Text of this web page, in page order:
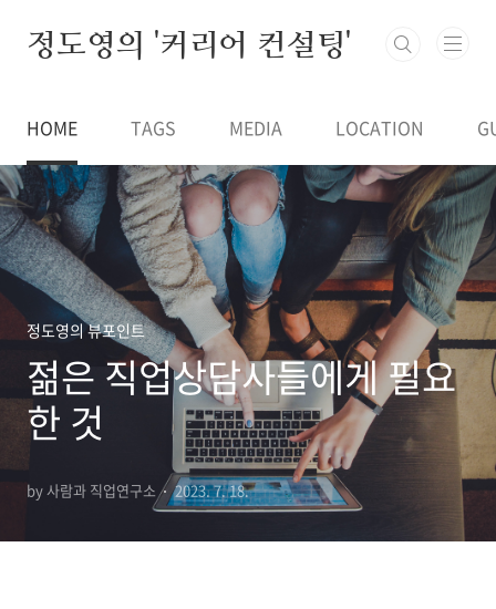
정도영의 '커리어 컨설팅'
HOME TAGS MEDIA LOCATION
정도영의 뷰포인트
젊은 직업상담사들에게 필요
한 것
by 사람과 직업연구소 2023. 7. 18.